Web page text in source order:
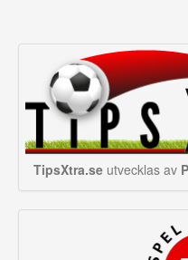
TipsXtra.seutvecklas av